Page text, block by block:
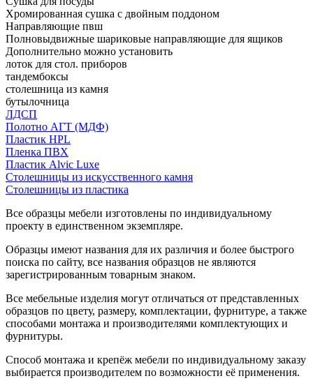
Хромированная сушка с двойным поддоном
Направляющие пвш
Полновыдвижные шариковые направляющие для ящиков
Дополнительно можно установить
лоток для стол. приборов
тандембоксы
столешница из камня
бутылочница
ЛДСП
Полотно АГТ (МДФ)
Пластик HPL
Пленка ПВХ
Пластик Alvic Luxe
Столешницы из искусственного камня
Столешницы из пластика
Все образцы мебели изготовлены по индивидуальному
проекту в единственном экземпляре.
Образцы имеют названия для их различия и более быстрого
поиска по сайту, все названия образцов не являются
зарегистрированным товарным знаком.
Все мебельные изделия могут отличаться от представленных
образцов по цвету, размеру, комплектации, фурнитуре, а также
способами монтажа и производителями комплектующих и
фурнитуры.
Способ монтажа и крепёж мебели по индивидуальному заказу
выбирается производителем по возможности её применения.